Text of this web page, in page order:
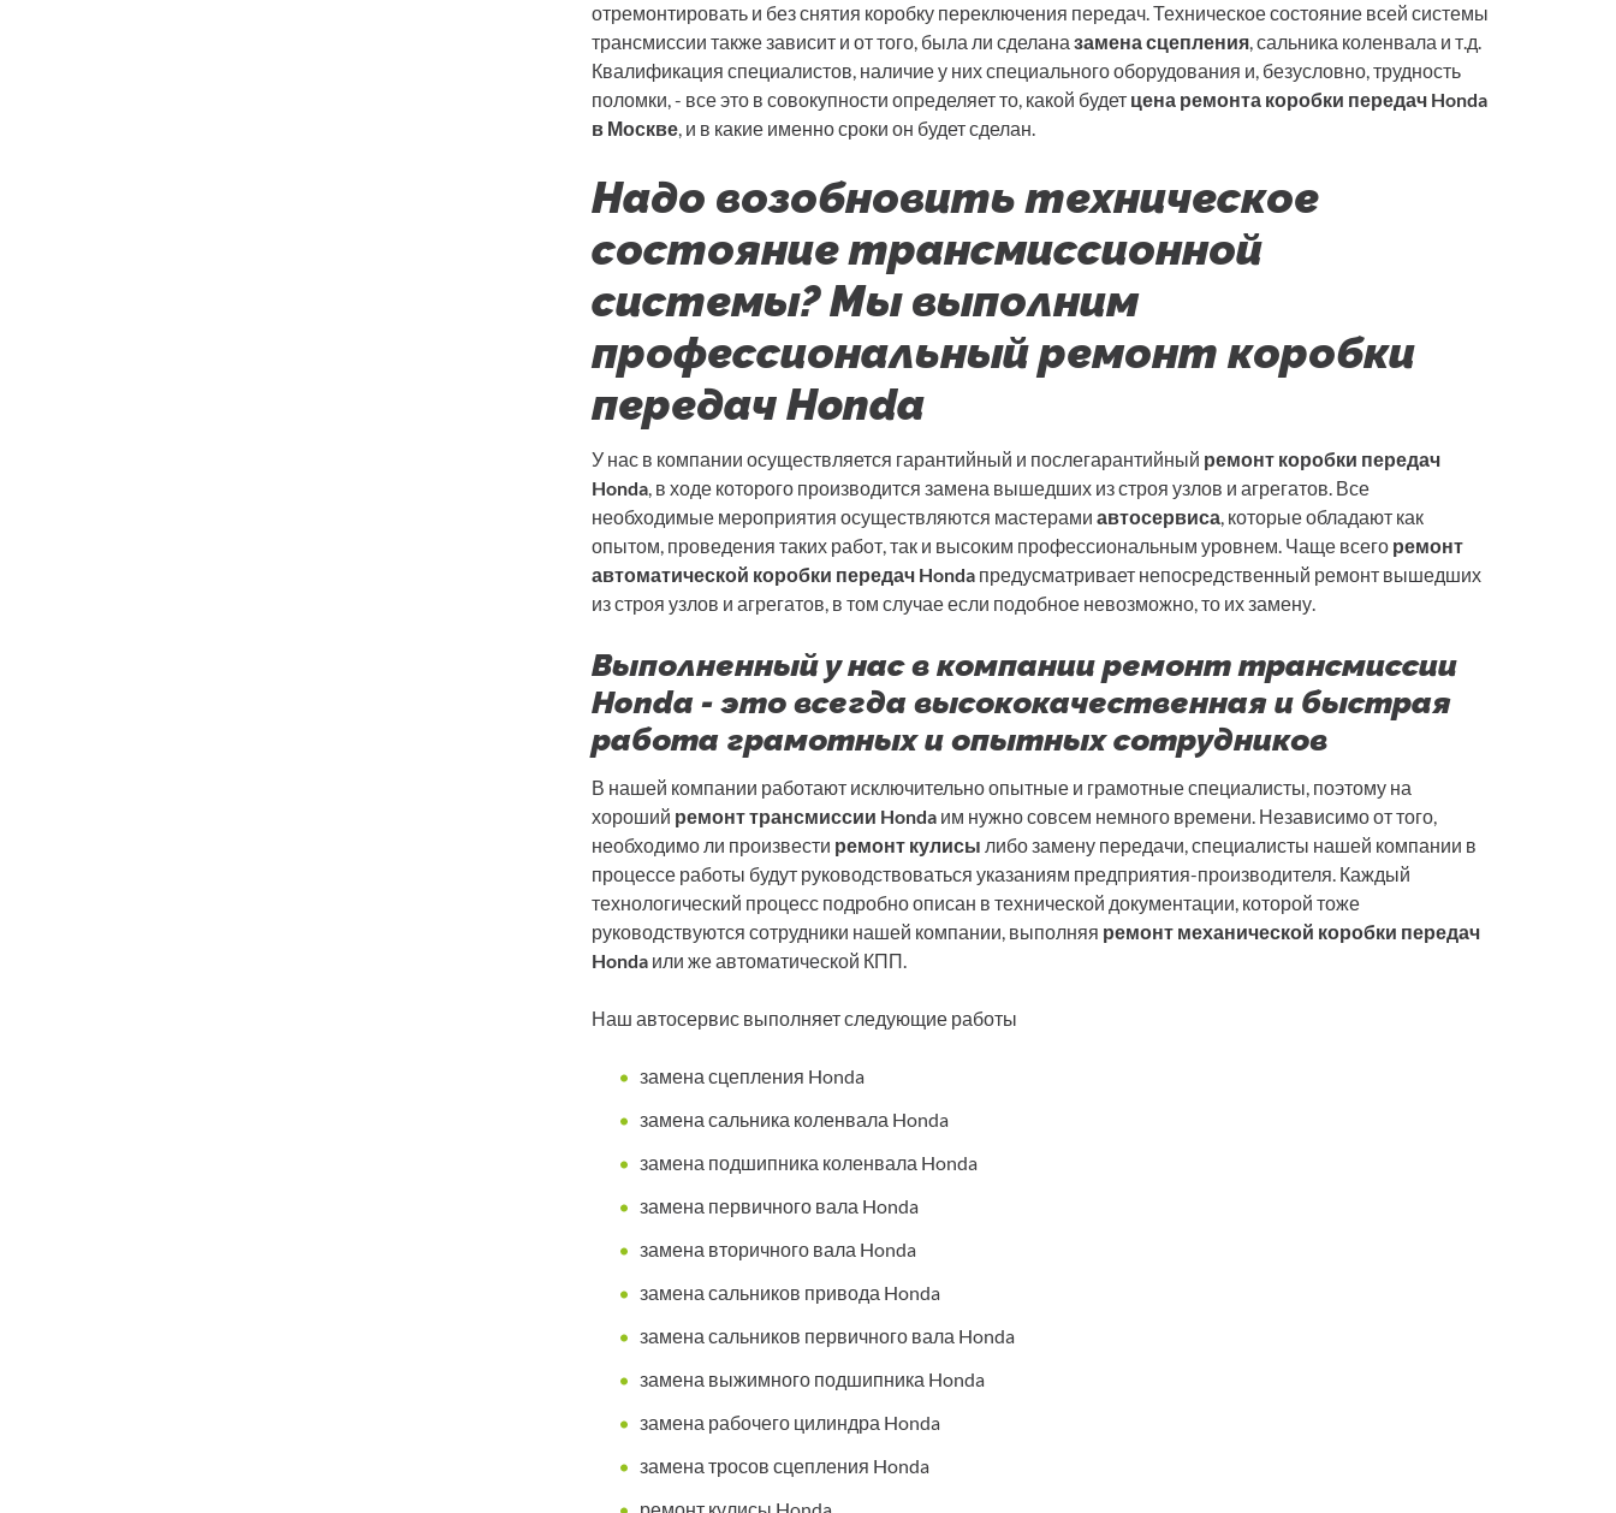
отремонтировать и без снятия коробку переключения передач. Техническое состояние всей системы
трансмиссии также зависит и от того, была ли сделана замена сцепления, сальника коленвала и т.д.
Квалификация специалистов, наличие у них специального оборудования и, безусловно, трудность
поломки, - все это в совокупности определяет то, какой будет цена ремонта коробки передач Honda
в Москве, и в какие именно сроки он будет сделан.
Надо возобновить техническое
состояние трансмиссионной
системы? Мы выполним
профессиональный ремонт коробки
передач Honda
У нас в компании осуществляется гарантийный и послегарантийный ремонт коробки передач
Honda, в ходе которого производится замена вышедших из строя узлов и агрегатов. Все
необходимые мероприятия осуществляются мастерами автосервиса, которые обладают как
опытом, проведения таких работ, так и высоким профессиональным уровнем. Чаще всего ремонт
автоматической коробки передач Honda предусматривает непосредственный ремонт вышедших
из строя узлов и агрегатов, в том случае если подобное невозможно, то их замену.
Выполненный у нас в компании ремонт трансмиссии
Honda - это всегда высококачественная и быстрая
работа грамотных и опытных сотрудников
В нашей компании работают исключительно опытные и грамотные специалисты, поэтому на
хороший ремонт трансмиссии Honda им нужно совсем немного времени. Независимо от того,
необходимо ли произвести ремонт кулисы либо замену передачи, специалисты нашей компании в
процессе работы будут руководствоваться указаниям предприятия-производителя. Каждый
технологический процесс подробно описан в технической документации, которой тоже
руководствуются сотрудники нашей компании, выполняя ремонт механической коробки передач
Honda или же автоматической КПП.
Наш автосервис выполняет следующие работы
замена сцепления Honda
замена сальника коленвала Honda
замена подшипника коленвала Honda
замена первичного вала Honda
замена вторичного вала Honda
замена сальников привода Honda
замена сальников первичного вала Honda
замена выжимного подшипника Honda
замена рабочего цилиндра Honda
замена тросов сцепления Honda